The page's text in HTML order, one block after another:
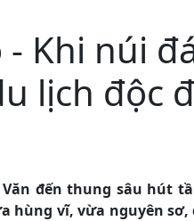
Khi núi
lịch độc
đến thung sâu hút
hùng vĩ, vừa nguyên sơ,